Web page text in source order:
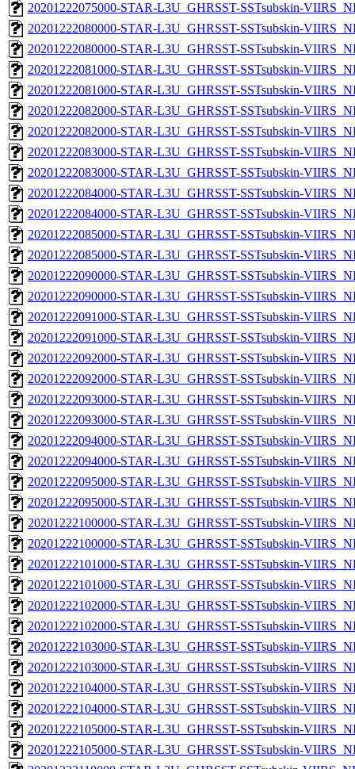
20201222075000-STAR-L3U_GHRSST-SSTsubskin-
20201222080000-STAR-L3U_GHRSST-SSTsubskin-
20201222080000-STAR-L3U_GHRSST-SSTsubskin-
20201222081000-STAR-L3U_GHRSST-SSTsubskin-
20201222081000-STAR-L3U_GHRSST-SSTsubskin-
20201222082000-STAR-L3U_GHRSST-SSTsubskin-
20201222082000-STAR-L3U_GHRSST-SSTsubskin-
20201222083000-STAR-L3U_GHRSST-SSTsubskin-
20201222083000-STAR-L3U_GHRSST-SSTsubskin-
20201222084000-STAR-L3U_GHRSST-SSTsubskin-
20201222084000-STAR-L3U_GHRSST-SSTsubskin-
20201222085000-STAR-L3U_GHRSST-SSTsubskin-
20201222085000-STAR-L3U_GHRSST-SSTsubskin-
20201222090000-STAR-L3U_GHRSST-SSTsubskin-
20201222090000-STAR-L3U_GHRSST-SSTsubskin-
20201222091000-STAR-L3U_GHRSST-SSTsubskin-
20201222091000-STAR-L3U_GHRSST-SSTsubskin-
20201222092000-STAR-L3U_GHRSST-SSTsubskin-
20201222092000-STAR-L3U_GHRSST-SSTsubskin-
20201222093000-STAR-L3U_GHRSST-SSTsubskin-
20201222093000-STAR-L3U_GHRSST-SSTsubskin-
20201222094000-STAR-L3U_GHRSST-SSTsubskin-
20201222094000-STAR-L3U_GHRSST-SSTsubskin-
20201222095000-STAR-L3U_GHRSST-SSTsubskin-
20201222095000-STAR-L3U_GHRSST-SSTsubskin-
20201222100000-STAR-L3U_GHRSST-SSTsubskin-
20201222100000-STAR-L3U_GHRSST-SSTsubskin-
20201222101000-STAR-L3U_GHRSST-SSTsubskin-
20201222101000-STAR-L3U_GHRSST-SSTsubskin-
20201222102000-STAR-L3U_GHRSST-SSTsubskin-
20201222102000-STAR-L3U_GHRSST-SSTsubskin-
20201222103000-STAR-L3U_GHRSST-SSTsubskin-
20201222103000-STAR-L3U_GHRSST-SSTsubskin-
20201222104000-STAR-L3U_GHRSST-SSTsubskin-
20201222104000-STAR-L3U_GHRSST-SSTsubskin-
20201222105000-STAR-L3U_GHRSST-SSTsubskin-
20201222105000-STAR-L3U_GHRSST-SSTsubskin-